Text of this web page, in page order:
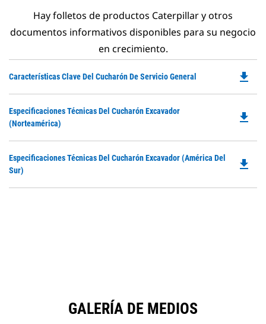
Hay folletos de productos Caterpillar y otros
documentos informativos disponibles para su negocio
en crecimiento.
Características Clave Del Cucharón De Servicio General file_download
Especificaciones Técnicas Del Cucharón Excavador
(Norteamérica)
file_download
Especificaciones Técnicas Del Cucharón Excavador (América Del
Sur)
file_download
GALERÍA DE MEDIOS